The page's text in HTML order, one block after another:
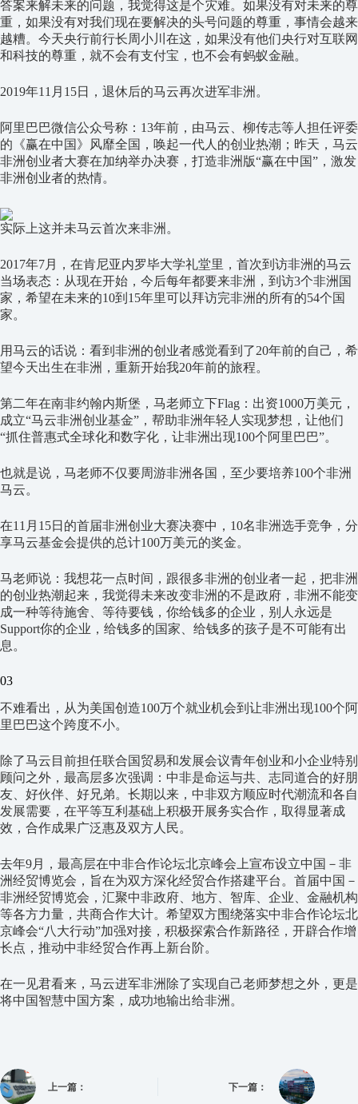
答案来解未来的问题，我觉得这是个灾难。如果没有对未来的尊
重，如果没有对我们现在要解决的头号问题的尊重，事情会越来
越糟。今天央行前行长周小川在这，如果没有他们央行对互联网
和科技的尊重，就不会有支付宝，也不会有蚂蚁金融。
2019年11月15日，退休后的马云再次进军非洲。
阿里巴巴微信公众号称：13年前，由马云、柳传志等人担任评委
的《赢在中国》风靡全国，唤起一代人的创业热潮；昨天，马云
非洲创业者大赛在加纳举办决赛，打造非洲版“赢在中国”，激发
非洲创业者的热情。
实际上这并未马云首次来非洲。
2017年7月，在肯尼亚内罗毕大学礼堂里，首次到访非洲的马云
当场表态：从现在开始，今后每年都要来非洲，到访3个非洲国
家，希望在未来的10到15年里可以拜访完非洲的所有的54个国
家。
用马云的话说：看到非洲的创业者感觉看到了20年前的自己，希
望今天出生在非洲，重新开始我20年前的旅程。
第二年在南非约翰内斯堡，马老师立下Flag：出资1000万美元，
成立“马云非洲创业基金”，帮助非洲年轻人实现梦想，让他们
“抓住普惠式全球化和数字化，让非洲出现100个阿里巴巴”。
也就是说，马老师不仅要周游非洲各国，至少要培养100个非洲
马云。
在11月15日的首届非洲创业大赛决赛中，10名非洲选手竞争，分
享马云基金会提供的总计100万美元的奖金。
马老师说：我想花一点时间，跟很多非洲的创业者一起，把非洲
的创业热潮起来，我觉得未来改变非洲的不是政府，非洲不能变
成一种等待施舍、等待要钱，你给钱多的企业，别人永远是
Support你的企业，给钱多的国家、给钱多的孩子是不可能有出
息。
03
不难看出，从为美国创造100万个就业机会到让非洲出现100个阿
里巴巴这个跨度不小。
除了马云目前担任联合国贸易和发展会议青年创业和小企业特别
顾问之外，最高层多次强调：中非是命运与共、志同道合的好朋
友、好伙伴、好兄弟。长期以来，中非双方顺应时代潮流和各自
发展需要，在平等互利基础上积极开展务实合作，取得显著成
效，合作成果广泛惠及双方人民。
去年9月，最高层在中非合作论坛北京峰会上宣布设立中国－非
洲经贸博览会，旨在为双方深化经贸合作搭建平台。首届中国－
非洲经贸博览会，汇聚中非政府、地方、智库、企业、金融机构
等各方力量，共商合作大计。希望双方围绕落实中非合作论坛北
京峰会“八大行动”加强对接，积极探索合作新路径，开辟合作增
长点，推动中非经贸合作再上新台阶。
在一见君看来，马云进军非洲除了实现自己老师梦想之外，更是
将中国智慧中国方案，成功地输出给非洲。
上一篇： 下一篇：